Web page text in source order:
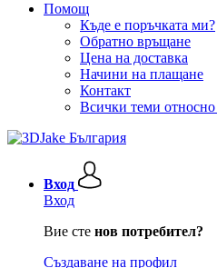
Помощ
Къде е поръчката ми?
Обратно връщане
Цена на доставка
Начини на плащане
Контакт
Всички теми
Вход
Вход
Вие сте нов потребител?
Създаване на профил